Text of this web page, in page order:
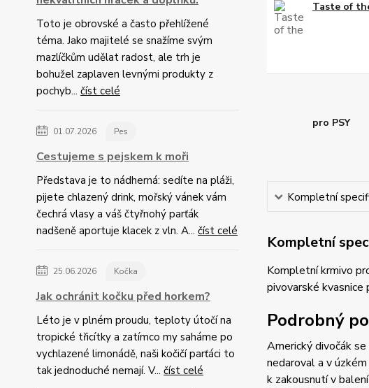
Toto je obrovské a často přehlížené
téma. Jako majitelé se snažíme svým
mazlíčkům udělat radost, ale trh je
bohužel zaplaven levnými produkty z
pochyb... číst celé
01.07.2026 Pes
Cestujeme s pejskem k moři
Představa je to nádherná: sedíte na pláži,
pijete chlazený drink, mořský vánek vám
čechrá vlasy a váš čtyřnohý parťák
nadšeně aportuje klacek z vln. A... číst celé
25.06.2026 Kočka
Jak ochránit kočku před horkem?
Léto je v plném proudu, teploty útočí na
tropické třicítky a zatímco my saháme po
vychlazené limonádě, naši kočičí parťáci to
tak jednoduché nemají. V... číst celé
Taste of
pro PSY
Kompletní
Kompletní
Kompletní krmivo
pivovarské kvasnice
Podrobný
Americký divočák
nedaroval a v
k zakousnutí v